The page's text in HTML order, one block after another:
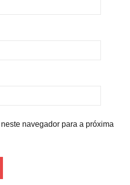
navegador para a próxima